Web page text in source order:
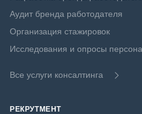
Аудит бренда работодателя
Организация стажировок
Исследования и опросы
Все услуги консалтинга
РЕКРУТМЕНТ